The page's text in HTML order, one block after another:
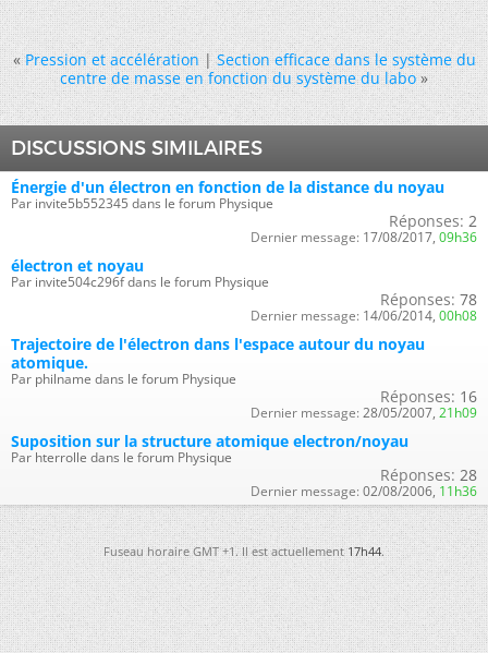
« Pression et accélération|Section efficace dans le système du
centre de masse en fonction du système du labo »
DISCUSSIONS SIMILAIRES
Énergie d'un électron en fonction de la distance du noyau
Par invite5b552345 dans le forum Physique
Réponses: 2
Dernier message: 17/08/2017, 09h36
électron et noyau
Par invite504c296f dans le forum Physique
Réponses: 78
Dernier message: 14/06/2014, 00h08
Trajectoire de l'électron dans l'espace autour du noyau
atomique.
Par philname dans le forum Physique
Réponses: 16
Dernier message: 28/05/2007, 21h09
Suposition sur la structure atomique electron/noyau
Par hterrolle dans le forum Physique
Réponses: 28
Dernier message: 02/08/2006, 11h36
Fuseau horaire GMT +1. Il est actuellement17h44.